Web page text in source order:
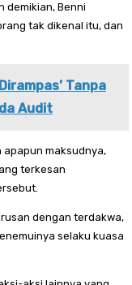
demikian, Benni
tak dikenal itu, dan
Tanpa
Audit
apapun maksudnya,
terkesan
dengan terdakwa,
selaku kuasa